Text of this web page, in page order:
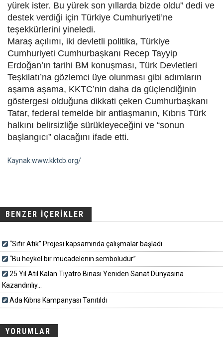
yürek ister. Bu yürek son yıllarda bizde oldu” dedi ve
destek verdiği için Türkiye Cumhuriyeti’ne
teşekkürlerini yineledi.
Maraş açılımı, iki devletli politika, Türkiye
Cumhuriyeti Cumhurbaşkanı Recep Tayyip
Erdoğan’ın tarihi BM konuşması, Türk Devletleri
Teşkilatı’na gözlemci üye olunması gibi adımların
aşama aşama, KKTC’nin daha da güçlendiğinin
göstergesi olduğuna dikkati çeken Cumhurbaşkanı
Tatar, federal temelde bir antlaşmanın, Kıbrıs Türk
halkını belirsizliğe sürükleyeceğini ve “sonun
başlangıcı” olacağını ifade etti.
Kaynak:www.kktcb.org/
BENZER İÇERİKLER
“Sıfır Atık” Projesi kapsamında çalışmalar başladı
“Bu heykel bir mücadelenin sembolüdür”
25 Yıl Atıl Kalan Tiyatro Binası Yeniden Sanat Dünyasına
Kazandırılıy...
Ada Kıbrıs Kampanyası Tanıtıldı
YORUMLAR